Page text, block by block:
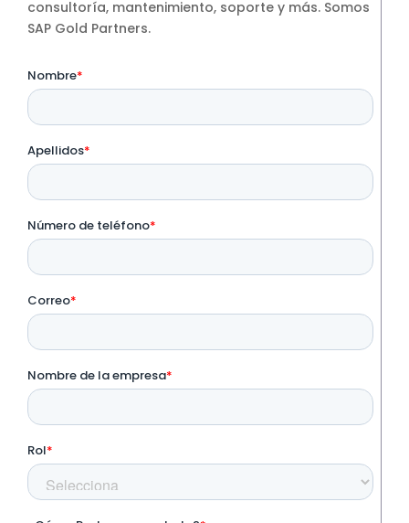
consultoría, mantenimiento, soporte y más. Somos
SAP Gold Partners.